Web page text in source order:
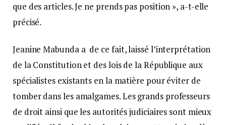
que des articles. Je ne prends pas position », a-t-elle
précisé.
Jeanine Mabunda a de ce fait, laissé l’interprétation
de la Constitution et des lois de la République aux
spécialistes existants en la matière pour éviter de
tomber dans les amalgames. Les grands professeurs
de droit ainsi que les autorités judiciaires sont mieux